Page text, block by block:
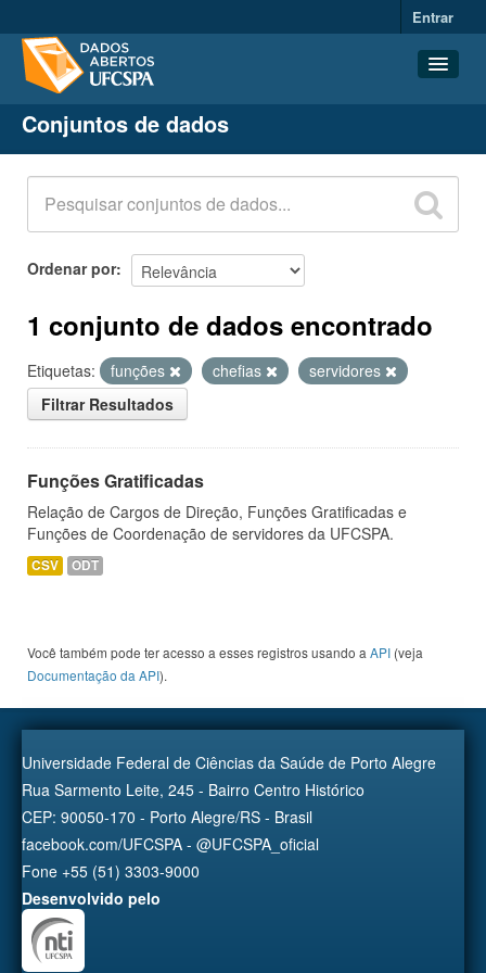
Entrar
Conjuntos de dados
Organizações
Grupos
Sobre
Conjuntos de dados
Ordenar por
1 conjunto de dados encontrado
Etiquetas: funções chefias
servidores
Filtrar Resultados
Funções Gratificadas
Relação de Cargos de Direção, Funções Gratificadas e
Funções de Coordenação de servidores da UFCSPA.
CSV ODT
Você também pode ter acesso a esses registros usando a API (veja
Documentação da API).
Universidade Federal de Ciências da Saúde de Porto Alegre
Rua Sarmento Leite, 245 - Bairro Centro Histórico
CEP: 90050-170 - Porto Alegre/RS - Brasil
facebook.com/UFCSPA - @UFCSPA_oficial
Fone +55 (51) 3303-9000
Desenvolvido pelo